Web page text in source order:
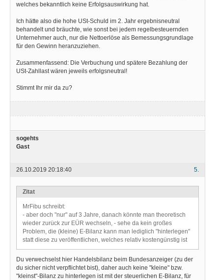
welches bekanntlich keine Erfolgsauswirkung hat.
Ich hätte also die hohe USt-Schuld im 2. Jahr ergebnisneutral
behandelt und bräuchte, wie sonst bei jedem regelbesteuernden
Unternehmer auch, nur die Nettoerlöse als Bemessungsgrundlage
für den Gewinn heranzuziehen.
Zusammenfassend: Die Verbuchung und spätere Bezahlung der
USt-Zahllast wären jeweils erfolgsneutral!
Stimmt Ihr mir da zu?
sogehts
Gast
5.
26.10.2019 20:18:40
Zitat
MrFibu schreibt:
- aber doch "nur" auf 3 Jahre, danach könnte man theoretisch
wieder zurück zur EÜR wechseln, - sehe da kein großes
Problem, die (kleine) E-Bilanz kann man lediglich "hinterlegen"
statt diese zu veröffentlichen, welches relativ kostengünstig ist
Du verwechselst hier Handelsbilanz beim Bundesanzeiger (zu der
du sicher nicht verpflichtet bist), daher auch keine "kleine" bzw.
"kleinst"-Bilanz zu hinterlegen ist mit der steuerlichen E-Bilanz, für